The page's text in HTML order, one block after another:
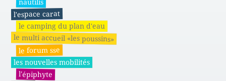
l'espace carat
le camping du plan d'eau
le multi accueil «les poussins»
le forum sse
les nouvelles mobilités
l'épiphyte